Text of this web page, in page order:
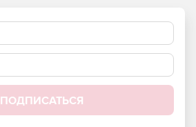
ПОДПИСАТЬСЯ